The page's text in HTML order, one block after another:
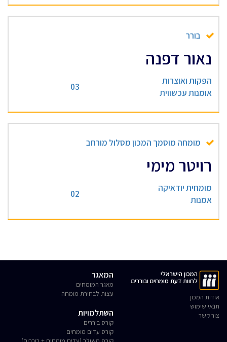
בורר
נאור דפנה
הפקות ואוצרות
אומנות עכשווית
03
מומחה מוסמך המכון מסלול מורחב
רויטר מימי
מומחית יודאיקה
אמנות
02
המכון הישראלי
לחוות דעת מומחים ובוררים
אודות המכון
תנאי שימוש
צור קשר
המאגר
מאגר המומחים
עצות לבחירת מומחה
השתלמויות
קורס בוררים
קורס עדים מומחים